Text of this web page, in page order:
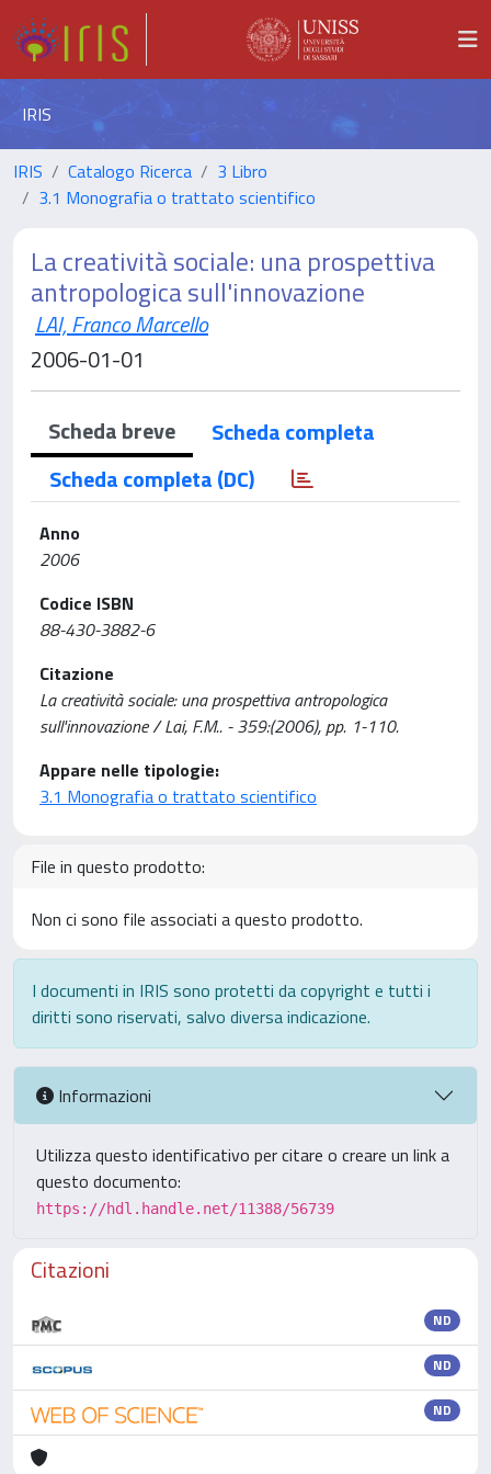
IRIS
IRIS Catalogo Ricerca
3 Libro
3.1 Monografia o trattato scientifico
La creatività sociale: una prospettiva
antropologica sull'innovazione
LAI, Franco Marcello
2006-01-01
Scheda breve
Scheda completa
Scheda completa (DC)
Anno
2006
Codice ISBN
88-430-3882-6
Citazione
La creatività sociale: una prospettiva antropologica
sull'innovazione / Lai, F.M.. - 359:(2006), pp. 1-110.
Appare nelle tipologie:
3.1 Monografia o trattato scientifico
File in questo prodotto:
Non ci sono file associati a questo prodotto.
I documenti in IRIS sono protetti da copyright e tutti i
diritti sono riservati, salvo diversa indicazione.
Informazioni
Utilizza questo identificativo per citare o creare un link a
questo documento:
https://hdl.handle.net/11388/56739
Citazioni
ND
ND
ND